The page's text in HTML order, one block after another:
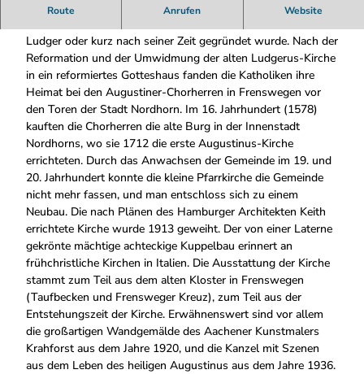
9
5
1
0
j
p
Route Anrufen Website
Die Geschichte der Nordhorner Katholiken beginnt bereits um
Ludger oder kurz nach seiner Zeit gegründet wurde. Nach der
Reformation und der Umwidmung der alten Ludgerus-Kirche
in ein reformiertes Gotteshaus fanden die Katholiken ihre
Heimat bei den Augustiner-Chorherren in Frenswegen vor
den Toren der Stadt Nordhorn. Im 16. Jahrhundert (1578)
kauften die Chorherren die alte Burg in der Innenstadt
Nordhorns, wo sie 1712 die erste Augustinus-Kirche
errichteten. Durch das Anwachsen der Gemeinde im 19. und
20. Jahrhundert konnte die kleine Pfarrkirche die Gemeinde
nicht mehr fassen, und man entschloss sich zu einem
Neubau. Die nach Plänen des Hamburger Architekten Keith
errichtete Kirche wurde 1913 geweiht. Der von einer Laterne
gekrönte mächtige achteckige Kuppelbau erinnert an
frühchristliche Kirchen in Italien. Die Ausstattung der Kirche
stammt zum Teil aus dem alten Kloster in Frenswegen
(Taufbecken und Frensweger Kreuz), zum Teil aus der
Entstehungszeit der Kirche. Erwähnenswert sind vor allem
die großartigen Wandgemälde des Aachener Kunstmalers
Krahforst aus dem Jahre 1920, und die Kanzel mit Szenen
aus dem Leben des heiligen Augustinus aus dem Jahre 1936.